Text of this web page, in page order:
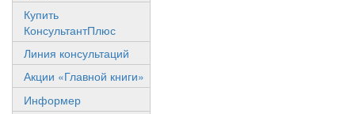
Купить
КонсультантПлюс
Линия консультаций
Акции «Главной книги»
Информер